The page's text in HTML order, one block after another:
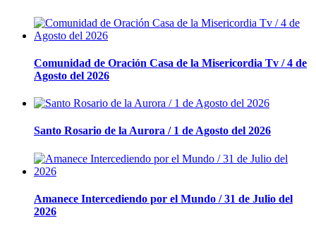
Comunidad de Oración Casa de la Misericordia Tv / 4 de
Agosto del 2026
Santo Rosario de la Aurora / 1 de Agosto del 2026
Amanece Intercediendo por el Mundo / 31 de Julio del
2026